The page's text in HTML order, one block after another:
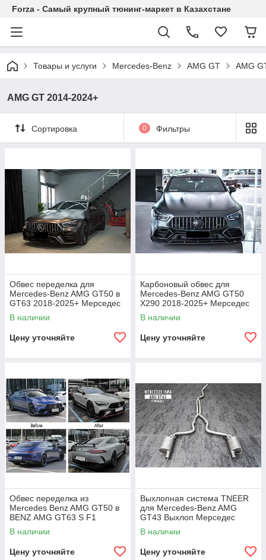
Forza - Самый крупный тюнинг-маркет в Казахстане
Товары и услуги Mercedes-Benz AMG GT AMG
AMG GT 2014-2024+
Сортировка 0 Фильтры
Обвес переделка для
Mercedes-Benz AMG GT50 в
GT63 2018-2025+ Мерседес
АМГ
В наличии
Цену уточняйте
Карбоновый обвес для
Mercedes-Benz AMG GT50
X290 2018-2025+ Мерседес
АМГ
В наличии
Цену уточняйте
Обвес переделка из
Mercedes Benz AMG GT50 в
BENZ AMG GT63 S F1
мерседес бенз бампер
радиатор накладки на фары
В наличии
Цену уточняйте
Выхлопная система TNEER
для Mercedes-Benz AMG
GT43 Выхлоп Мерседес
Мерс Амг
В наличии
Цену уточняйте